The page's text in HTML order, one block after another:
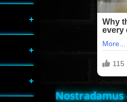
Nostradamus